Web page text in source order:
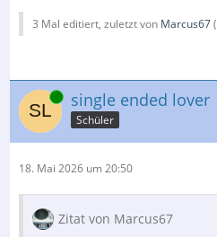
3 Mal editiert, zuletzt von Marcus67(
Online single ended lover
Schüler
18. Mai 2026 um 20:50
Zitat von Marcus67